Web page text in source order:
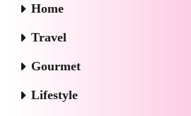
Home
Travel
Gourmet
Lifestyle